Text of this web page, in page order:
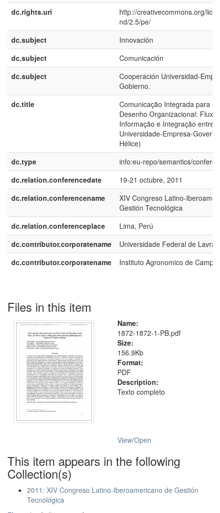
dc.rights.uri
http://creativecommons.org/
nd/2.5/pe/
dc.subject
Innovación
dc.subject
Comunicación
dc.subject
Cooperación Universidad-
Gobierno.
dc.title
Comunicação Integrada para
Desenho Organizacional: Fluxo
Informação e Integração entre
Universidade-Empresa-
Hélice)
dc.type
info:eu-repo/semantics/
dc.relation.conferencedate
19-21 octubre, 2011
dc.relation.conferencename
XIV Congreso Latino-
Gestión Tecnológica
dc.relation.conferenceplace
Lima, Perú
dc.contributor.corporatename
Universidade Federal de Lavras
dc.contributor.corporatename
Instituto Agronomico de
Files in this item
Name:
1872-1872-1-PB.pdf
Size:
156.9Kb
Format:
PDF
Description:
Texto completo
View/Open
This item appears in the following
Collection(s)
2011: XIV Congreso Latino-Iberoamericano de Gestión
Tecnológica